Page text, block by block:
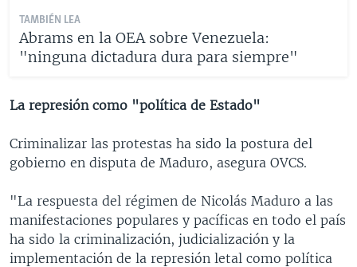
TAMBIÉN LEA
Abrams en la OEA sobre Venezuela:
"ninguna dictadura dura para siempre"
La represión como "política de Estado"
Criminalizar las protestas ha sido la postura del
gobierno en disputa de Maduro, asegura OVCS.
"La respuesta del régimen de Nicolás Maduro a las
manifestaciones populares y pacíficas en todo el país
ha sido la criminalización, judicialización y la
implementación de la represión letal como política